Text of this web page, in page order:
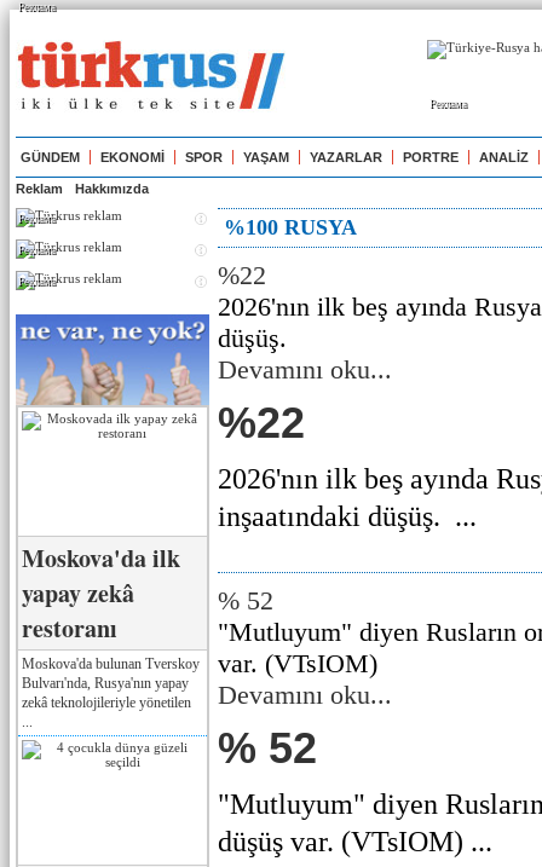
Реклама
Реклама
GÜNDEM EKONOMİ SPOR YAŞAM YAZARLAR PORTRE ANALİZ
Reklam Hakkımızda
Реклама
Реклама
Реклама
Moskova'da ilk
yapay zekâ
restoranı
Moskova'da bulunan Tverskoy
Bulvarı'nda, Rusya'nın yapay
zekâ teknolojileriyle yönetilen
%100 RUSYA
%22
2026'nın ilk beş ayında
düşüş.
Devamını oku...
%22
2026'nın ilk beş ayında
inşaatındaki düşüş. ...
% 52
"Mutluyum" diyen Rusların
var. (VTsIOM)
Devamını oku...
% 52
"Mutluyum" diyen
düşüş var. (VTsIOM) ...